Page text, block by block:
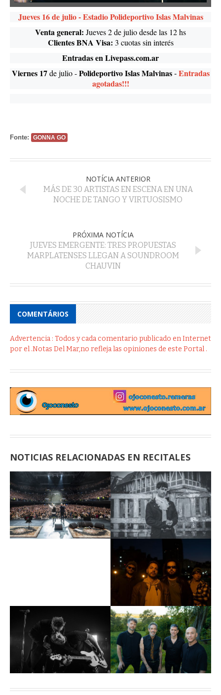
Jueves 16 de julio - Estadio Polideportivo Islas Malvinas
Venta general: Jueves 2 de julio desde las 12 hs
Clientes BNA Visa: 3 cuotas sin interés
Entradas enLivepass.com.ar
Viernes 17de julio -Polideportivo Islas Malvinas-Entradas
agotadas!!!
Fonte: GONNA GO
NOTÍCIA ANTERIOR
MÁS DE 30 ARTISTAS EN ESCENA EN UNA
NOCHE DE TANGO Y VIRTUOSISMO
PRÓXIMA NOTÍCIA
JUEVES EMERGENTE: TRES PROPUESTAS
MARPLATENSES LLEGAN A SOUNDROOM
CHAUVIN
COMENTÁRIOS
Advertencia : Todos y cada comentario publicado en Internet
por el .Notas Del Mar,no refleja las opiniones de este Portal .
NOTICIAS RELACIONADAS EN RECITALES